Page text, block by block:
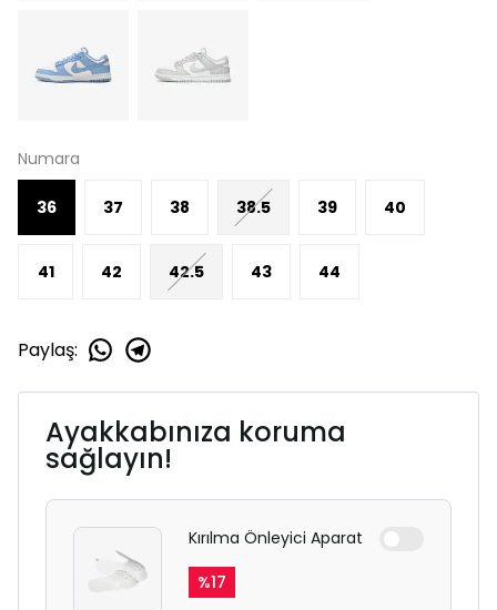
Numara
36 37 38 38.5 39 40
41 42 42.5 43 44
Paylaş:
Ayakkabınıza koruma
sağlayın!
Kırılma Önleyici Aparat
%17